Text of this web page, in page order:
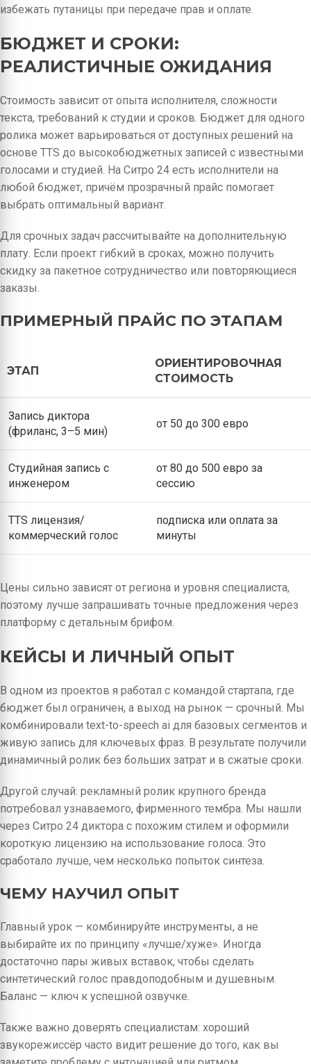
избежать путаницы при передаче прав и оплате.
БЮДЖЕТ И СРОКИ:
РЕАЛИСТИЧНЫЕ ОЖИДАНИЯ
Стоимость зависит от опыта исполнителя, сложности
текста, требований к студии и сроков. Бюджет для одного
ролика может варьироваться от доступных решений на
основе TTS до высокобюджетных записей с известными
голосами и студией. На Ситро 24 есть исполнители на
любой бюджет, причём прозрачный прайс помогает
выбрать оптимальный вариант.
Для срочных задач рассчитывайте на дополнительную
плату. Если проект гибкий в сроках, можно получить
скидку за пакетное сотрудничество или повторяющиеся
заказы.
ПРИМЕРНЫЙ ПРАЙС ПО ЭТАПАМ
ЭТАП
ОРИЕНТИРОВОЧНАЯ
СТОИМОСТЬ
Запись диктора
(фриланс, 3–5 мин)
от 50 до 300 евро
Студийная запись с
инженером
от 80 до 500 евро за
сессию
TTS лицензия/
коммерческий голос
подписка или оплата за
минуты
Цены сильно зависят от региона и уровня специалиста,
поэтому лучше запрашивать точные предложения через
платформу с детальным брифом.
КЕЙСЫ И ЛИЧНЫЙ ОПЫТ
В одном из проектов я работал с командой стартапа, где
бюджет был ограничен, а выход на рынок — срочный. Мы
комбинировали text-to-speech ai для базовых сегментов и
живую запись для ключевых фраз. В результате получили
динамичный ролик без больших затрат и в сжатые сроки.
Другой случай: рекламный ролик крупного бренда
потребовал узнаваемого, фирменного тембра. Мы нашли
через Ситро 24 диктора с похожим стилем и оформили
короткую лицензию на использование голоса. Это
сработало лучше, чем несколько попыток синтеза.
ЧЕМУ НАУЧИЛ ОПЫТ
Главный урок — комбинируйте инструменты, а не
выбирайте их по принципу «лучше/хуже». Иногда
достаточно пары живых вставок, чтобы сделать
синтетический голос правдоподобным и душевным.
Баланс — ключ к успешной озвучке.
Также важно доверять специалистам: хороший
звукорежиссёр часто видит решение до того, как вы